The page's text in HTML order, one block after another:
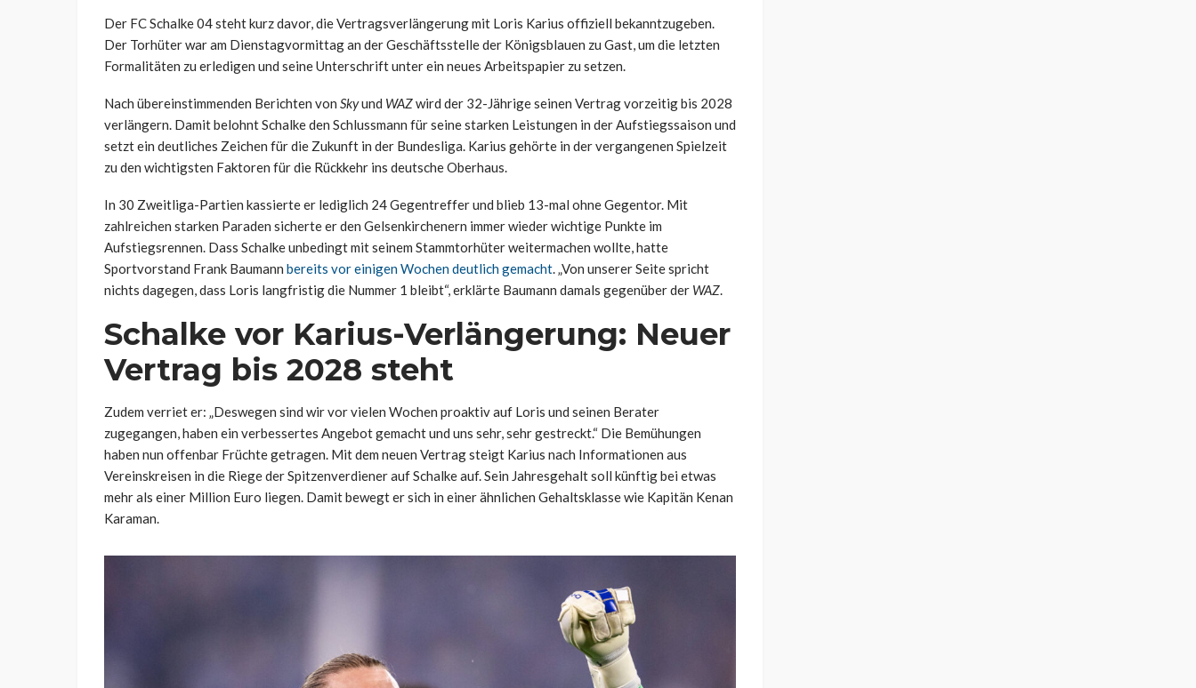
Der FC Schalke 04 steht kurz davor, die Vertragsverlängerung mit Loris Karius offiziell bekanntzugeben.
Der Torhüter war am Dienstagvormittag an der Geschäftsstelle der Königsblauen zu Gast, um die letzten
Formalitäten zu erledigen und seine Unterschrift unter ein neues Arbeitspapier zu setzen.
Nach übereinstimmenden Berichten von Skyund WAZwird der 32-Jährige seinen Vertrag vorzeitig bis 2028
verlängern. Damit belohnt Schalke den Schlussmann für seine starken Leistungen in der Aufstiegssaison und
setzt ein deutliches Zeichen für die Zukunft in der Bundesliga. Karius gehörte in der vergangenen Spielzeit
zu den wichtigsten Faktoren für die Rückkehr ins deutsche Oberhaus.
In 30 Zweitliga-Partien kassierte er lediglich 24 Gegentreffer und blieb 13-mal ohne Gegentor. Mit
zahlreichen starken Paraden sicherte er den Gelsenkirchenern immer wieder wichtige Punkte im
Aufstiegsrennen. Dass Schalke unbedingt mit seinem Stammtorhüter weitermachen wollte, hatte
Sportvorstand Frank Baumann bereits vor einigen Wochen deutlich gemacht. „Von unserer Seite spricht
nichts dagegen, dass Loris langfristig die Nummer 1 bleibt“, erklärte Baumann damals gegenüber der WAZ.
Schalke vor Karius-Verlängerung: Neuer
Vertrag bis 2028 steht
Zudem verriet er: „Deswegen sind wir vor vielen Wochen proaktiv auf Loris und seinen Berater
zugegangen, haben ein verbessertes Angebot gemacht und uns sehr, sehr gestreckt.“ Die Bemühungen
haben nun offenbar Früchte getragen. Mit dem neuen Vertrag steigt Karius nach Informationen aus
Vereinskreisen in die Riege der Spitzenverdiener auf Schalke auf. Sein Jahresgehalt soll künftig bei etwas
mehr als einer Million Euro liegen. Damit bewegt er sich in einer ähnlichen Gehaltsklasse wie Kapitän Kenan
Karaman.